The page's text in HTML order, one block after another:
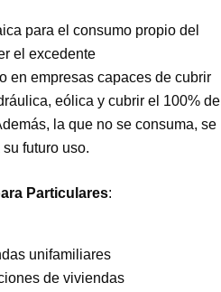
para el consumo propio del
el excedente
en empresas capaces de cubrir
eólica y cubrir el 100% de
la que no se consuma, se
futuro uso.
Particulares:
unifamiliares
de viviendas